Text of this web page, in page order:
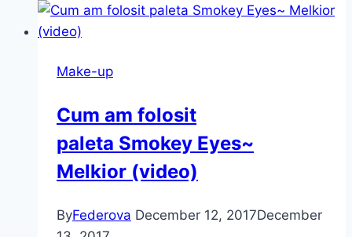
cu
Matcha
~
Tesori
d`Oriente
Make-up
Cum am folosit
paleta Smokey Eyes~
Melkior (video)
ByFederova December 12, 2017December